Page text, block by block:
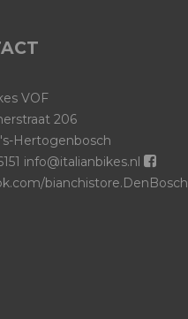
VOF
206
's-Hertogenbosch
info@italianbikes.nl
bianchistore.DenBosch